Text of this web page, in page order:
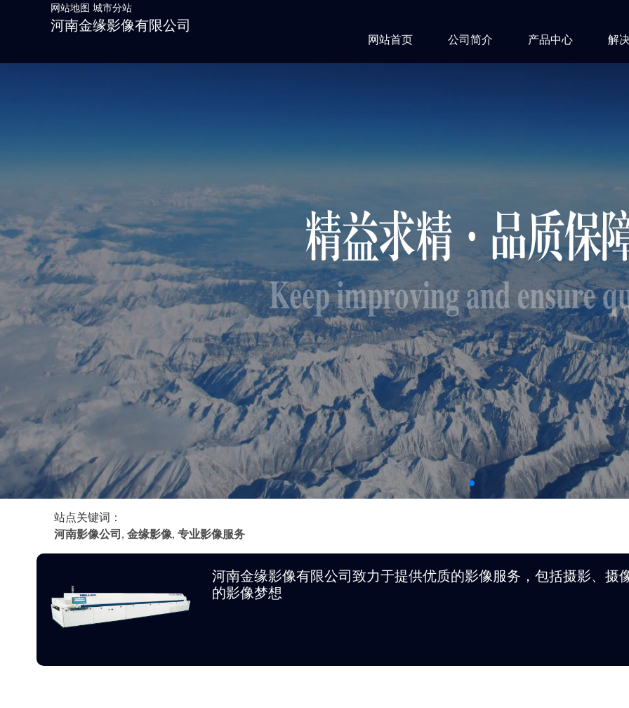
网站地图 城市分站
河南金缘影像有限公司
网站首页 公司简介 产品中心 解
站点关键词：
河南影像公司 , 金缘影像, 专业影像服务
河南金缘影像有限公司致力于提供优质的影像服务，包括摄影、摄
的影像梦想